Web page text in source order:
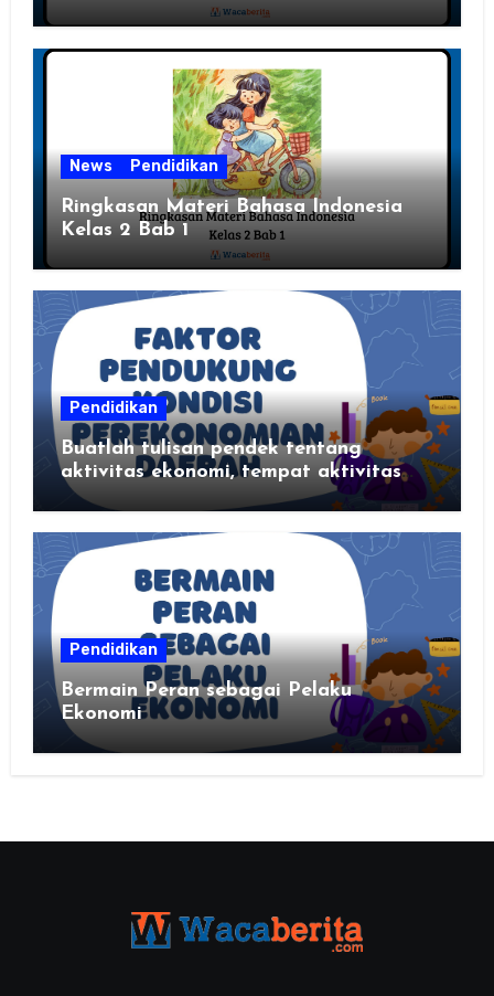
News Pendidikan
Ringkasan Materi Bahasa Indonesia
Kelas 2 Bab 1
Pendidikan
Buatlah tulisan pendek tentang
aktivitas ekonomi, tempat aktivitas
ekonomi, dan hasil produksi daerah
kalian
Pendidikan
Bermain Peran sebagai Pelaku
Ekonomi